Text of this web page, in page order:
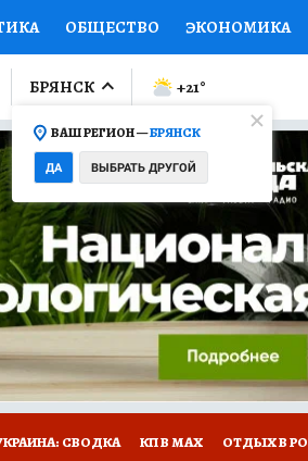
ОБЩЕСТВО ЭКОНОМИКА
ПРОИСШЕСТВИЯ
ОТКРЫВАЕМ МИР Я ЗНАЮ
ПРОМОКОДЫ СЕРИАЛЫ
КОЛЛЕКЦИИ КОНКУРСЫ
САЙТЕ
БРЯНСК
ВАШ РЕГИОН —БРЯНСК
ДА ВЫБРАТЬ ДРУГОЙ
+21°
СВОДКА КП В МАХ ОТДЫХ В